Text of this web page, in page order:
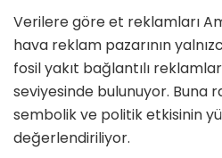
Verilere göre et reklamları
hava reklam pazarının
fosil yakıt bağlantılı
seviyesinde bulunuyor. Buna
sembolik ve politik etkisinin
değerlendiriliyor.